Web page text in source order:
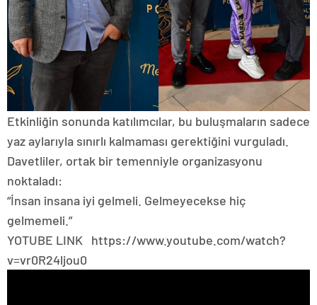
Etkinliğin sonunda katılımcılar, bu buluşmaların sadece
yaz aylarıyla sınırlı kalmaması gerektiğini vurguladı.
Davetliler, ortak bir temenniyle organizasyonu
noktaladı:
“İnsan insana iyi gelmeli. Gelmeyecekse hiç
gelmemeli.”
YOTUBE LINK https://www.youtube.com/watch?
v=vr0R24ljou0